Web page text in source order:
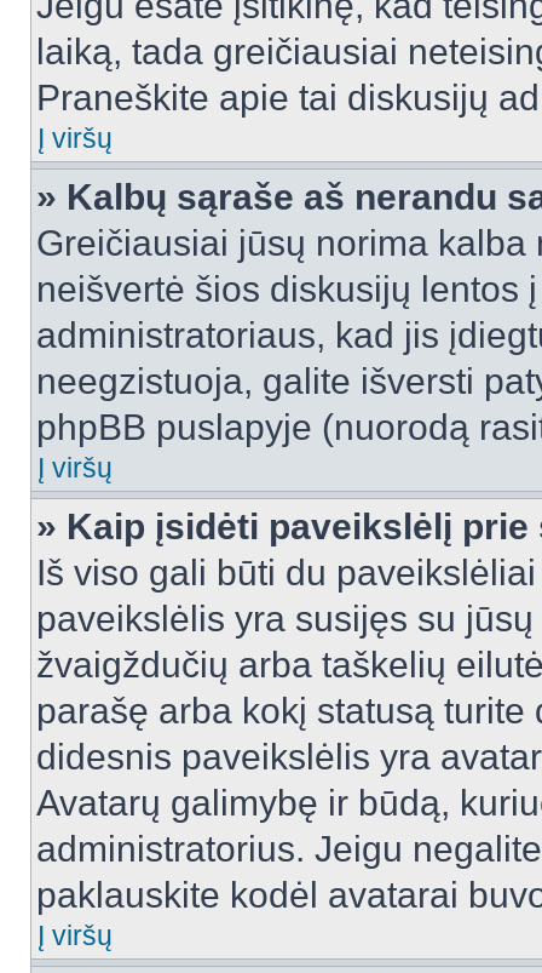
laiką, tada greičiausiai
Praneškite apie tai diskusijų
Į viršų
» Kalbų sąraše aš nerandu
Greičiausiai jūsų norima
neišvertė šios diskusijų lentos
administratoriaus, kad jis
neegzistuoja, galite išversti
phpBB puslapyje (nuorodą
Į viršų
» Kaip įsidėti paveikslėlį
Iš viso gali būti du
paveikslėlis yra susijęs su
žvaigždučių arba taškelių
parašę arba kokį statusą
didesnis paveikslėlis yra
Avatarų galimybę ir būdą,
administratorius. Jeigu
paklauskite kodėl avatarai
Į viršų